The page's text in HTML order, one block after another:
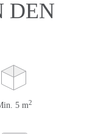
DEN
5 m2